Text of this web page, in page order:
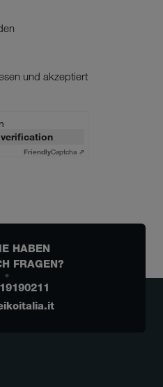
und akzeptiert
FriendlyCaptcha ⇗
HABEN
FRAGEN?